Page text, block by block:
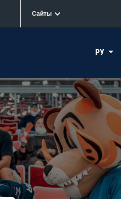
Сайты
РУ